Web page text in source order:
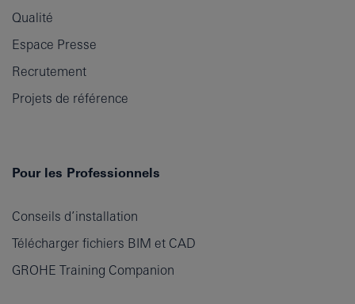
Qualité
Espace Presse
Recrutement
Projets de référence
Pour les Professionnels
Conseils d’installation
Télécharger fichiers BIM et CAD
GROHE Training Companion